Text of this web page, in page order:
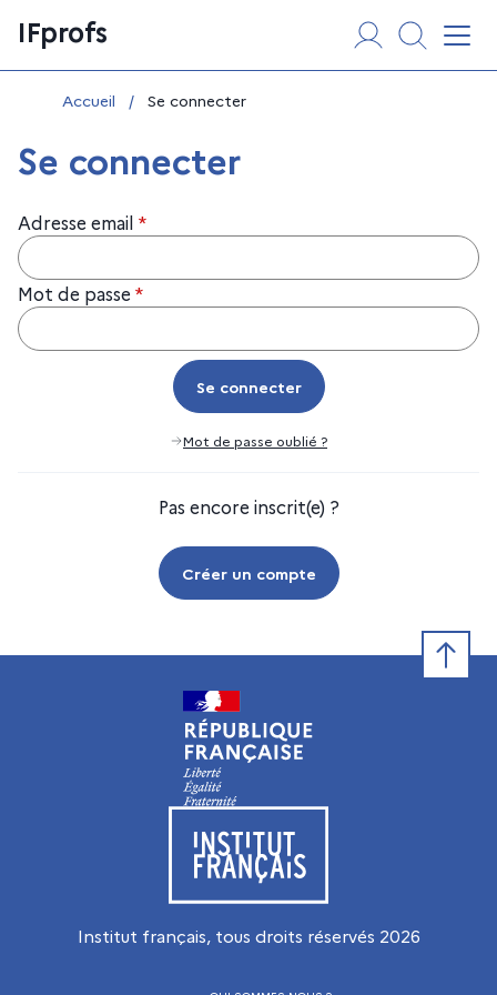
au
contenu
IFprofs
Vous êtes ici :
Accueil / Se connecter
Se connecter
Adresse email *
Mot de passe *
Se connecter
Se connecter
Mot de passe oublié ?
Pas encore inscrit(e) ?
Créer un compte
Visiter le site de l’Institut français
Institut français, tous droits réservés 2026